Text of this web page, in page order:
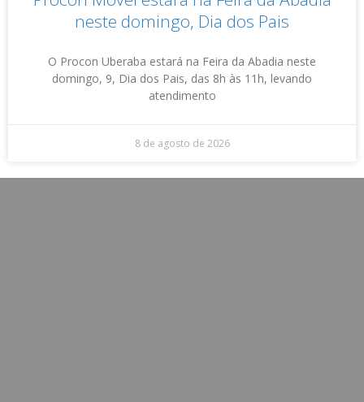
neste domingo, Dia dos Pais
O Procon Uberaba estará na Feira da Abadia neste
domingo, 9, Dia dos Pais, das 8h às 11h, levando
atendimento
8 de agosto de 2026